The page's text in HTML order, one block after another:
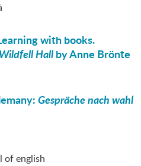
with books.
Hallby Anne Brönte
Gespräche nach wahl
of english